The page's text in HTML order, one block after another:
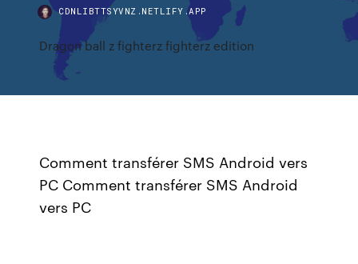
CDNLIBTTSYVNZ.NETLIFY.APP
Dragon ball z fighterz fighterz edition
Comment transférer SMS Android vers
PC Comment transférer SMS Android
vers PC